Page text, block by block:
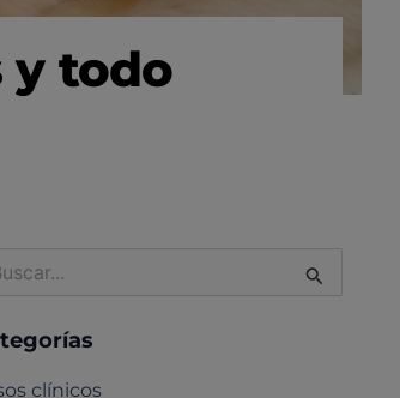
y todo
clínicos